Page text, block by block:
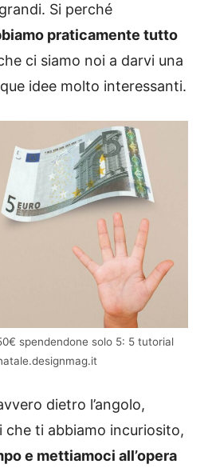
Si perché
praticamente tutto
ci siamo noi a darvi una
idee molto interessanti.
spendendone solo 5: 5 tutorial
dietro l’angolo,
che ti abbiamo incuriosito,
e mettiamoci all’opera